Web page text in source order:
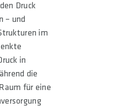
Druck
– und
im
in
die
für eine